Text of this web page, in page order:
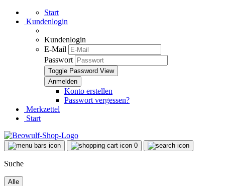
Start
Kundenlogin
Kundenlogin
E-Mail
Passwort
Toggle Password View
Konto erstellen
Passwort vergessen?
Merkzettel
Start
0
Suche
Alle